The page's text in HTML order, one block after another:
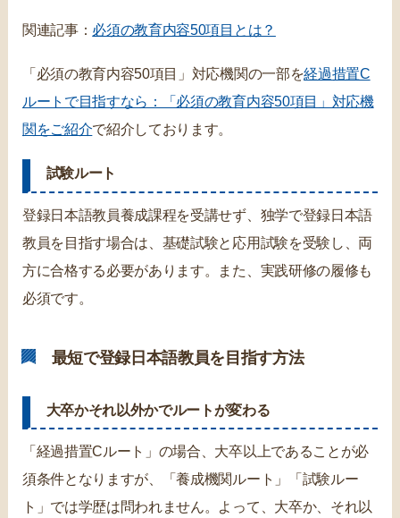
関連記事： 必須の教育内容50項目とは？
「必須の教育内容50項目」対応機関の一部を経過措置C
ルートで目指すなら：「必須の教育内容50項目」対応機
関をご紹介で紹介しております。
試験ルート
登録日本語教員養成課程を受講せず、独学で登録日本語
教員を目指す場合は、基礎試験と応用試験を受験し、両
方に合格する必要があります。また、実践研修の履修も
必須です。
最短で登録日本語教員を目指す方法
大卒かそれ以外かでルートが変わる
「経過措置Cルート」の場合、大卒以上であることが必
須条件となりますが、「養成機関ルート」「試験ルー
ト」では学歴は問われません。よって、大卒か、それ以